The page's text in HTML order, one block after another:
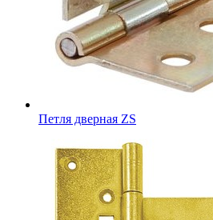
Петля дверная ZS